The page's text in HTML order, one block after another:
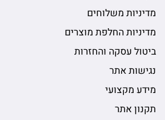
מדיניות משלוחים
מדיניות החלפת מוצרים
ביטול עסקה והחזרות
נגישות אתר
מידע מקצועי
תקנון אתר